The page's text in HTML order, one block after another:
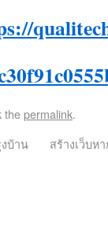
thepermalink.
บ้าน
สร้างเว็บ